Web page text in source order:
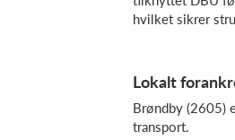
hvilket sikrer
Lokalt
Brøndby (2605)
transport.